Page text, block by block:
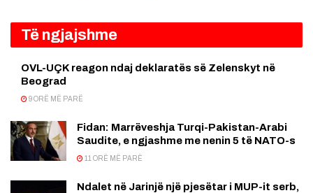
Të ngjajshme
OVL-UÇK reagon ndaj deklaratës së Zelenskyt në
Beograd
9 ORË MË PARË
Fidan: Marrëveshja Turqi-Pakistan-Arabi
Saudite, e ngjashme me nenin 5 të NATO-s
11 ORË MË PARË
Ndalet në Jarinjë një pjesëtar i MUP-it serb,